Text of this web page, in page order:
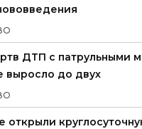
ДТП с патрульными
выросло до двух
открыли